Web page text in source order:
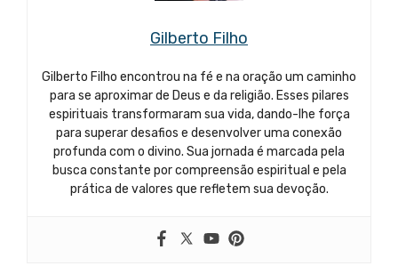
Gilberto Filho
Gilberto Filho encontrou na fé e na oração um caminho
para se aproximar de Deus e da religião. Esses pilares
espirituais transformaram sua vida, dando-lhe força
para superar desafios e desenvolver uma conexão
profunda com o divino. Sua jornada é marcada pela
busca constante por compreensão espiritual e pela
prática de valores que refletem sua devoção.